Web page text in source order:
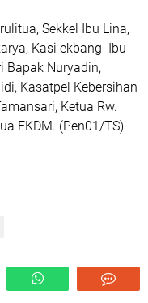
Sekkel Ibu Lina,
Kasi ekbang Ibu
Bapak Nuryadin,
Kasatpel Kebersihan
Ketua Rw.
FKDM. (Pen01/TS)